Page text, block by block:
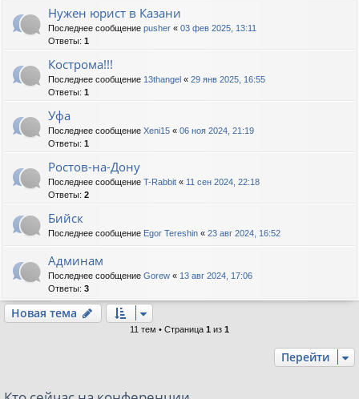
Нужен юрист в Казани
Последнее сообщение pusher « 03 фев 2025, 13:11
Ответы: 1
Кострома!!!
Последнее сообщение 13thangel « 29 янв 2025, 16:55
Ответы: 1
Уфа
Последнее сообщение Xeni15 « 06 ноя 2024, 21:19
Ответы: 1
Ростов-на-Дону
Последнее сообщение T-Rabbit « 11 сен 2024, 22:18
Ответы: 2
Бийск
Последнее сообщение Egor Tereshin « 23 авг 2024, 16:52
Админам
Последнее сообщение Gorew « 13 авг 2024, 17:06
Ответы: 3
Новая тема
11 тем • Страница 1 из 1
Перейти